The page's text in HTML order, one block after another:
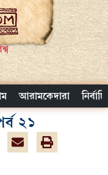
আরামকেদারা
২১